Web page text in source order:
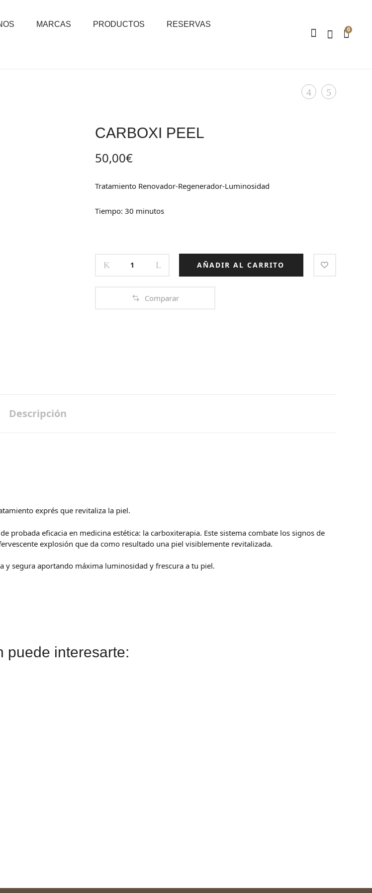
MARCAS PRODUCTOS RESERVAS
0
Product
REPAIR
THE
CARBOXI PEEL
50,00€
Tratamiento Renovador-Regenerador-Luminosidad
Tiempo: 30 minutos
PEEL
AÑADIR AL CARRITO
Comparar
Descripción
exprés que revitaliza la piel.
probada eficacia en medicina estética: la carboxiterapia. Este sistema combate los signos de
explosión que da como resultado una piel visiblemente revitalizada.
y segura aportando máxima luminosidad y frescura a tu piel.
puede interesarte: